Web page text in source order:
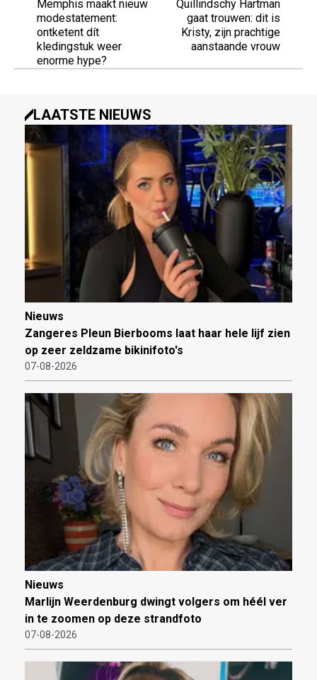
Memphis maakt nieuw
modestatement:
ontketent dít
kledingstuk weer
enorme hype?
Quillindschy Hartman
gaat trouwen: dit is
Kristy, zijn prachtige
aanstaande vrouw
LAATSTE NIEUWS
Nieuws
Zangeres Pleun Bierbooms laat haar hele lijf zien
op zeer zeldzame bikinifoto's
07-08-2026
Nieuws
Marlijn Weerdenburg dwingt volgers om héél ver
in te zoomen op deze strandfoto
07-08-2026